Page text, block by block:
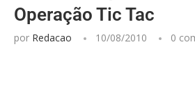
Operação Tic Tac
por Redacao 10/08/2010 0